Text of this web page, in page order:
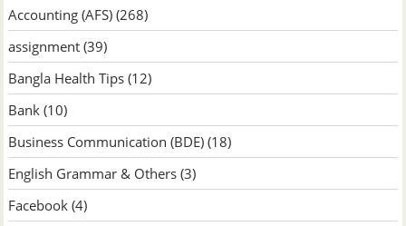
Accounting (AFS) (268)
assignment (39)
Bangla Health Tips (12)
Bank (10)
Business Communication (BDE) (18)
English Grammar & Others (3)
Facebook (4)